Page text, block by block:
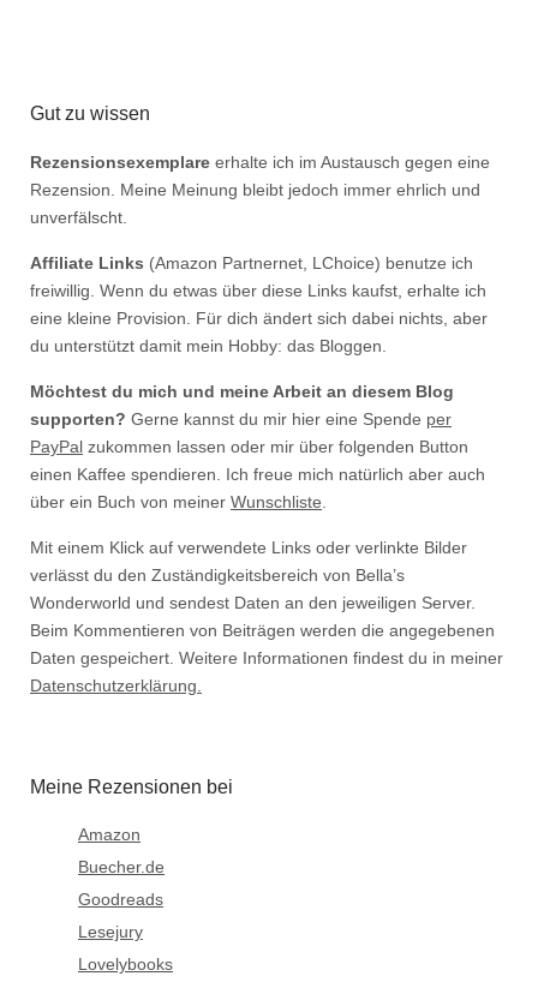
Gut zu wissen
Rezensionsexemplare erhalte ich im Austausch gegen eine
Rezension. Meine Meinung bleibt jedoch immer ehrlich und
unverfälscht.
Affiliate Links (Amazon Partnernet, LChoice) benutze ich
freiwillig. Wenn du etwas über diese Links kaufst, erhalte ich
eine kleine Provision. Für dich ändert sich dabei nichts, aber
du unterstützt damit mein Hobby: das Bloggen.
Möchtest du mich und meine Arbeit an diesem Blog
supporten? Gerne kannst du mir hier eine Spende per
PayPal zukommen lassen oder mir über folgenden Button
einen Kaffee spendieren. Ich freue mich natürlich aber auch
über ein Buch von meiner Wunschliste.
Mit einem Klick auf verwendete Links oder verlinkte Bilder
verlässt du den Zuständigkeitsbereich von Bella’s
Wonderworld und sendest Daten an den jeweiligen Server.
Beim Kommentieren von Beiträgen werden die angegebenen
Daten gespeichert. Weitere Informationen findest du in meiner
Datenschutzerklärung.
Meine Rezensionen bei
Amazon
Buecher.de
Goodreads
Lesejury
Lovelybooks